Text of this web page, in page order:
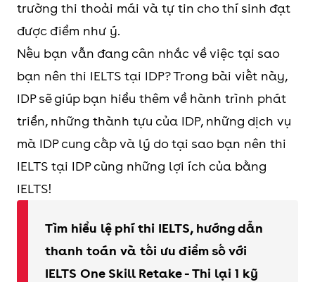
trường thi thoải mái và tự tin cho thí sinh đạt
được điểm như ý.
Nếu bạn vẫn đang cân nhắc về việc tại sao
bạn nên thi IELTS tại IDP? Trong bài viết này,
IDP sẽ giúp bạn hiểu thêm về hành trình phát
triển, những thành tựu của IDP, những dịch vụ
mà IDP cung cấp và lý do tại sao bạn nên thi
IELTS tại IDP cùng những lợi ích của bằng
IELTS!
Tìm hiểu lệ phí thi IELTS, hướng dẫn
thanh toán và tối ưu điểm số với
IELTS One Skill Retake - Thi lại 1 kỹ